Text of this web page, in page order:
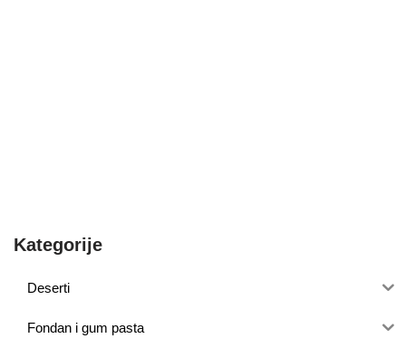
Kategorije
Deserti
Fondan i gum pasta